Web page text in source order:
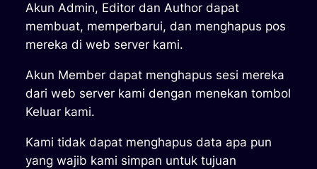
Akun Admin, Editor dan Author dapat
membuat, memperbarui, dan menghapus pos
mereka di web server kami.
Akun Member dapat menghapus sesi mereka
dari web server kami dengan menekan tombol
Keluar kami.
Kami tidak dapat menghapus data apa pun
yang wajib kami simpan untuk tujuan